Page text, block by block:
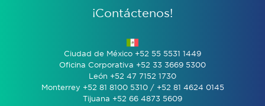
¡Contáctenos!
Ciudad de México +52 55 5531 1449
Oficina Corporativa +52 33 3669 5300
León +52 47 7152 1730
Monterrey +52 81 8100 5310 / +52 81 4624 0145
Tijuana +52 66 4873 5609